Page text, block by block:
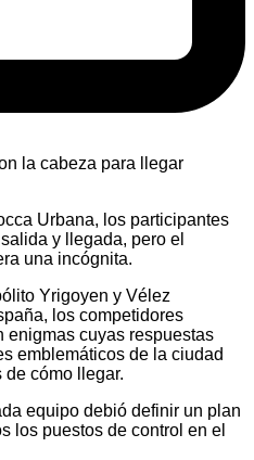
Urbana, los participantes
y llegada, pero el
una incógnita.
Yrigoyen y Vélez
los competidores
enigmas cuyas respuestas
emblemáticos de la ciudad
cómo llegar.
equipo debió definir un plan
los puestos de control en el